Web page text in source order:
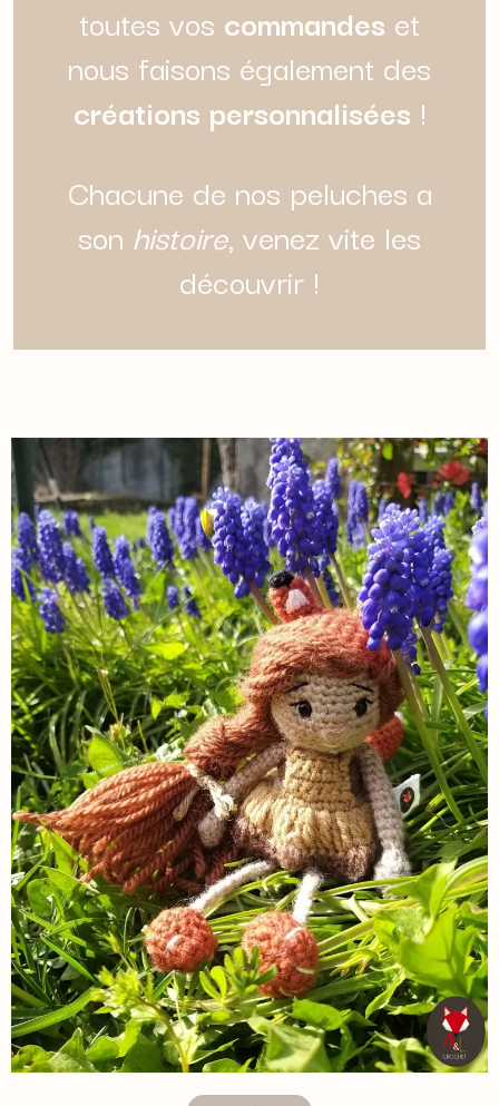
toutes vos commandes et
nous faisons également des
créations personnalisées !
Chacune de nos peluches a
son histoire, venez vite les
découvrir !​